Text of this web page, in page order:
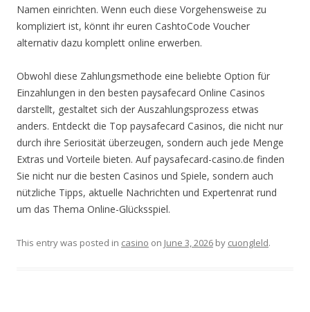
Namen einrichten. Wenn euch diese Vorgehensweise zu
kompliziert ist, könnt ihr euren CashtoCode Voucher
alternativ dazu komplett online erwerben.
Obwohl diese Zahlungsmethode eine beliebte Option für
Einzahlungen in den besten paysafecard Online Casinos
darstellt, gestaltet sich der Auszahlungsprozess etwas
anders. Entdeckt die Top paysafecard Casinos, die nicht nur
durch ihre Seriosität überzeugen, sondern auch jede Menge
Extras und Vorteile bieten. Auf paysafecard-casino.de finden
Sie nicht nur die besten Casinos und Spiele, sondern auch
nützliche Tipps, aktuelle Nachrichten und Expertenrat rund
um das Thema Online-Glücksspiel.
This entry was posted in casino on June 3, 2026 by cuongleld.